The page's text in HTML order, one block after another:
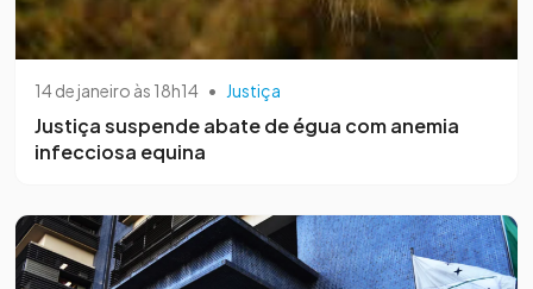
14 de janeiro às 18h14 • Justiça
Justiça suspende abate de égua com anemia
infecciosa equina